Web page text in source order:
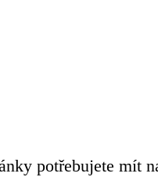
potřebujete mít